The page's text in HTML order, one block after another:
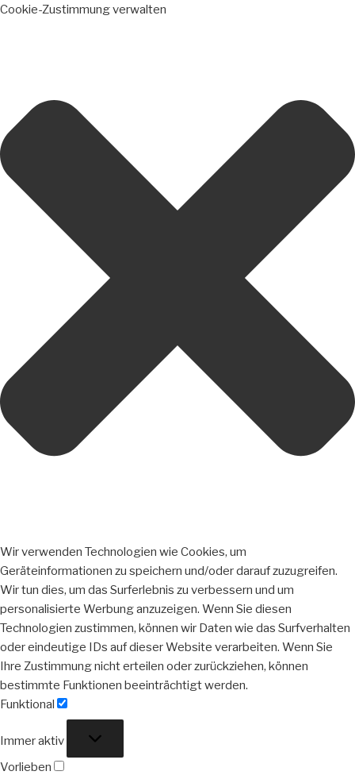
Cookie-Zustimmung verwalten
Wir verwenden Technologien wie Cookies, um
Geräteinformationen zu speichern und/oder darauf zuzugreifen.
Wir tun dies, um das Surferlebnis zu verbessern und um
personalisierte Werbung anzuzeigen. Wenn Sie diesen
Technologien zustimmen, können wir Daten wie das Surfverhalten
oder eindeutige IDs auf dieser Website verarbeiten. Wenn Sie
Ihre Zustimmung nicht erteilen oder zurückziehen, können
bestimmte Funktionen beeinträchtigt werden.
Funktional
Immer aktiv
Vorlieben